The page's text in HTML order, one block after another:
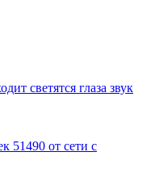
светятся глаза звук